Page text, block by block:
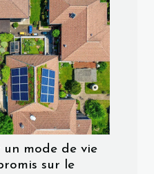
mode de vie
sur le